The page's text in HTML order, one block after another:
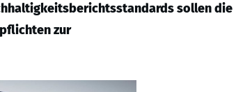
sollen die
zur